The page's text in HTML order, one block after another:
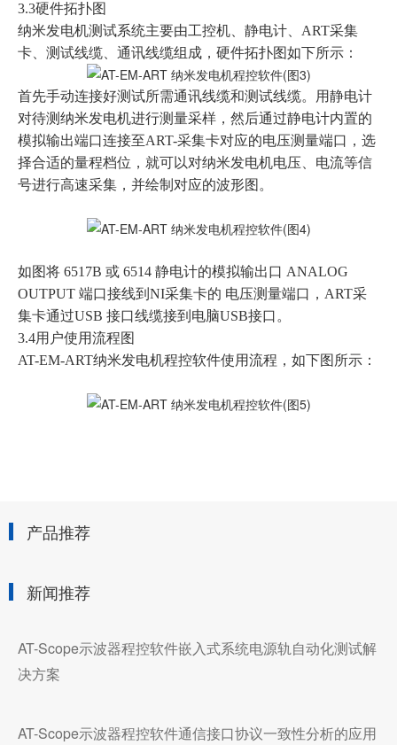
3.3硬件拓扑图
纳米发电机测试系统主要由工控机、静电计、ART采集
卡、测试线缆、通讯线缆组成，硬件拓扑图如下所示：
首先手动连接好测试所需通讯线缆和测试线缆。用静电计
对待测纳米发电机进行测量采样，然后通过静电计内置的
模拟输出端口连接至ART-采集卡对应的电压测量端口，选
择合适的量程档位，就可以对纳米发电机电压、电流等信
号进行高速采集，并绘制对应的波形图。
如图将 6517B 或 6514 静电计的模拟输出口 ANALOG
OUTPUT 端口接线到NI采集卡的 电压测量端口，ART采
集卡通过USB 接口线缆接到电脑USB接口。
3.4用户使用流程图
AT-EM-ART纳米发电机程控软件使用流程，如下图所示：
产品推荐
新闻推荐
AT-Scope示波器程控软件嵌入式系统电源轨自动化测试解
决方案
AT-Scope示波器程控软件通信接口协议一致性分析的应用